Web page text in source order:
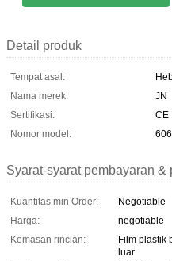
Detail produk
Tempat asal:
Nama merek:
JN
Sertifikasi:
CE
Nomor model:
Syarat-syarat pembayaran &
Kuantitas min Order:
Negotiable
Harga:
negotiable
Kemasan rincian:
Film plastik
luar